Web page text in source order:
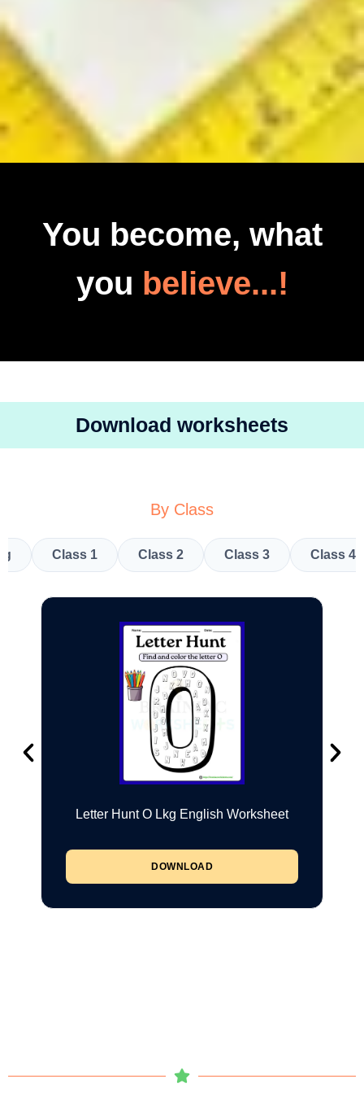
You become, what
you believe...!
Download worksheets
By Class
Class 1 Class 2 Class 3 Class 4
Letter Hunt O Lkg English Worksheet
DOWNLOAD